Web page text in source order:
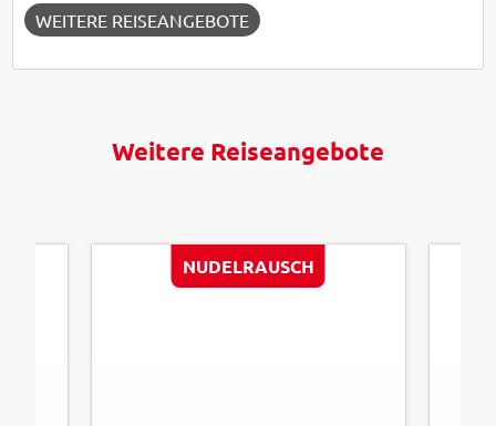
WEITERE REISEANGEBOTE
Weitere Reiseangebote
NUDELRAUSCH